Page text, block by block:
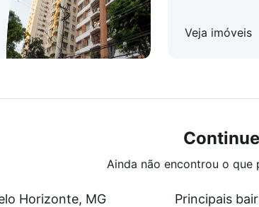
Veja imóveis
Ainda não encontrou o que
Horizonte, MG Principais